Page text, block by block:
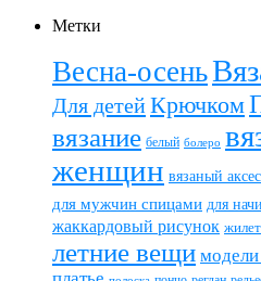
Метки
Весна-осень
Для детейКрючком
вязание белый болеро
женщин вязаный
для мужчин спицами для
жаккардовый рисунок жилет
летние вещи модели